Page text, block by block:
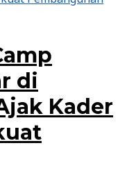
di
Kader